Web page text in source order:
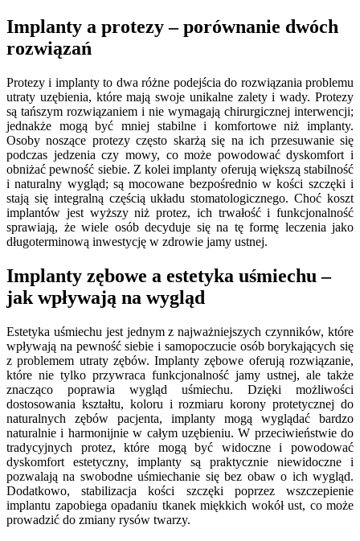
Implanty a protezy – porównanie dwóch
rozwiązań
Protezy i implanty to dwa różne podejścia do rozwiązania problemu
utraty uzębienia, które mają swoje unikalne zalety i wady. Protezy
są tańszym rozwiązaniem i nie wymagają chirurgicznej interwencji;
jednakże mogą być mniej stabilne i komfortowe niż implanty.
Osoby noszące protezy często skarżą się na ich przesuwanie się
podczas jedzenia czy mowy, co może powodować dyskomfort i
obniżać pewność siebie. Z kolei implanty oferują większą stabilność
i naturalny wygląd; są mocowane bezpośrednio w kości szczęki i
stają się integralną częścią układu stomatologicznego. Choć koszt
implantów jest wyższy niż protez, ich trwałość i funkcjonalność
sprawiają, że wiele osób decyduje się na tę formę leczenia jako
długoterminową inwestycję w zdrowie jamy ustnej.
Implanty zębowe a estetyka uśmiechu –
jak wpływają na wygląd
Estetyka uśmiechu jest jednym z najważniejszych czynników, które
wpływają na pewność siebie i samopoczucie osób borykających się
z problemem utraty zębów. Implanty zębowe oferują rozwiązanie,
które nie tylko przywraca funkcjonalność jamy ustnej, ale także
znacząco poprawia wygląd uśmiechu. Dzięki możliwości
dostosowania kształtu, koloru i rozmiaru korony protetycznej do
naturalnych zębów pacjenta, implanty mogą wyglądać bardzo
naturalnie i harmonijnie w całym uzębieniu. W przeciwieństwie do
tradycyjnych protez, które mogą być widoczne i powodować
dyskomfort estetyczny, implanty są praktycznie niewidoczne i
pozwalają na swobodne uśmiechanie się bez obaw o ich wygląd.
Dodatkowo, stabilizacja kości szczęki poprzez wszczepienie
implantu zapobiega opadaniu tkanek miękkich wokół ust, co może
prowadzić do zmiany rysów twarzy.